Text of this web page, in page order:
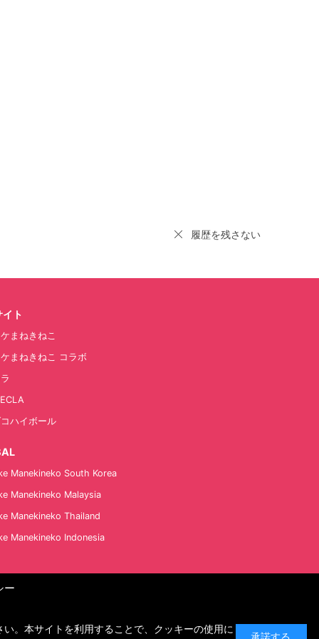
履歴を残さない
ト
まねきねこ
まねきねこ コラボ
ハイボール
Manekineko South Korea
Manekineko Malaysia
Manekineko Thailand
Manekineko Indonesia
ー
。本サイトを利用することで、クッキーの使用に
承諾する